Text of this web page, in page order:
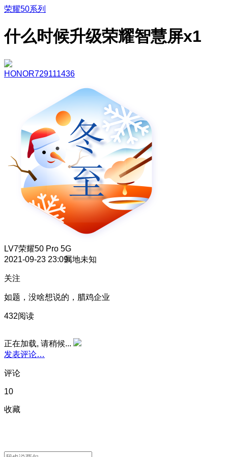
荣耀50系列
什么时候升级荣耀智慧屏x1
HONOR729111436
LV7荣耀50 Pro 5G
2021-09-23 23:09属地未知
关注
如题，没啥想说的，腊鸡企业
432阅读
正在加载, 请稍候...
发表评论…
评论
10
收藏